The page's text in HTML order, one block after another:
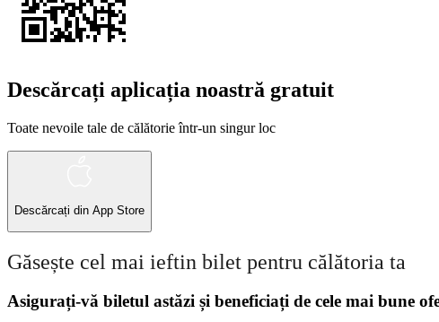
Descărcați aplicația noastră gratuit
Toate nevoile tale de călătorie într-un singur loc
Descărcați din App Store
Găsește cel mai ieftin bilet pentru călătoria ta
Asigurați-vă biletul astăzi și beneficiați de cele mai bune